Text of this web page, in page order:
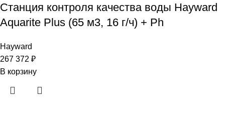
Станция контроля качества воды Hayward
Aquarite Plus (65 м3, 16 г/ч) + Ph
Hayward
267 372 ₽
В корзину